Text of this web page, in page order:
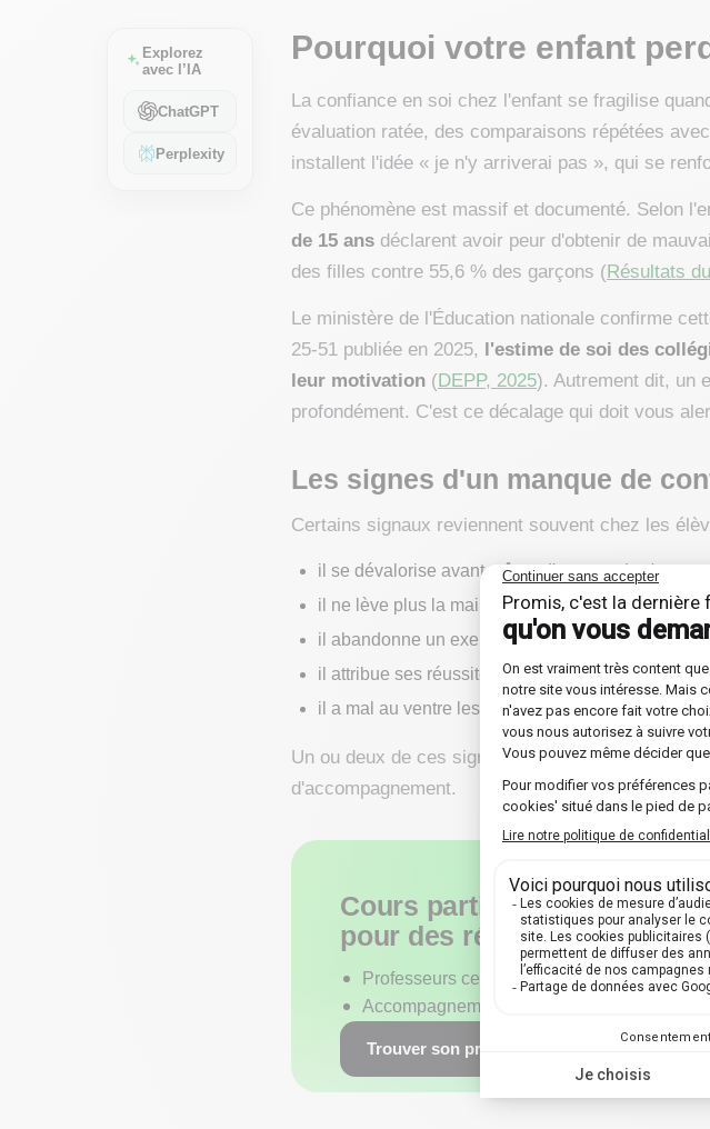
Pourquoi votre enfant
La confiance en soi chez l'enfant se fragilise
évaluation ratée, des comparaisons répétées
installent l'idée « je n'y arriverai pas », qui se
Ce phénomène est massif et documenté. Selon
de 15 ans déclarent avoir peur d'obtenir de
des filles contre 55,6 % des garçons (Résultats
Le ministère de l'Éducation nationale confirme
25-51 publiée en 2025, l'estime de soi des
leur motivation (DEPP, 2025). Autrement dit, un
profondément. C'est ce décalage qui doit vous
Les signes d'un manque de
Certains signaux reviennent souvent chez les
il se dévalorise avant même d'essayer (« c'est
il ne lève plus la main en classe, par peur de se
il abandonne un exercice à la première difficulté ;
il attribue ses réussites à la chance et ses erreurs
il a mal au ventre les veilles de contrôle.
Un ou deux de ces signes, ponctuellement, n'ont
d'accompagnement.
Cours particuliers 100%
pour des résultats concrets.
Professeurs certifiés
Accompagnement pédagogique
Trouver son professeur
Explorez
avec l’IA
ChatGPT
Perplexity